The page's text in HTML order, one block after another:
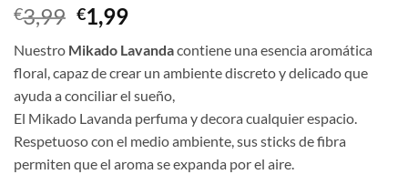
€3,99 El
precio
original
era:
€3,99.
€1,99El
actual
es:
€1,99.
Nuestro Mikado Lavandacontiene una esencia aromática
floral, capaz de crear un ambiente discreto y delicado que
ayuda a conciliar el sueño,
El Mikado Lavanda perfuma y decora cualquier espacio.
Respetuoso con el medio ambiente, sus sticks de fibra
permiten que el aroma se expanda por el aire.